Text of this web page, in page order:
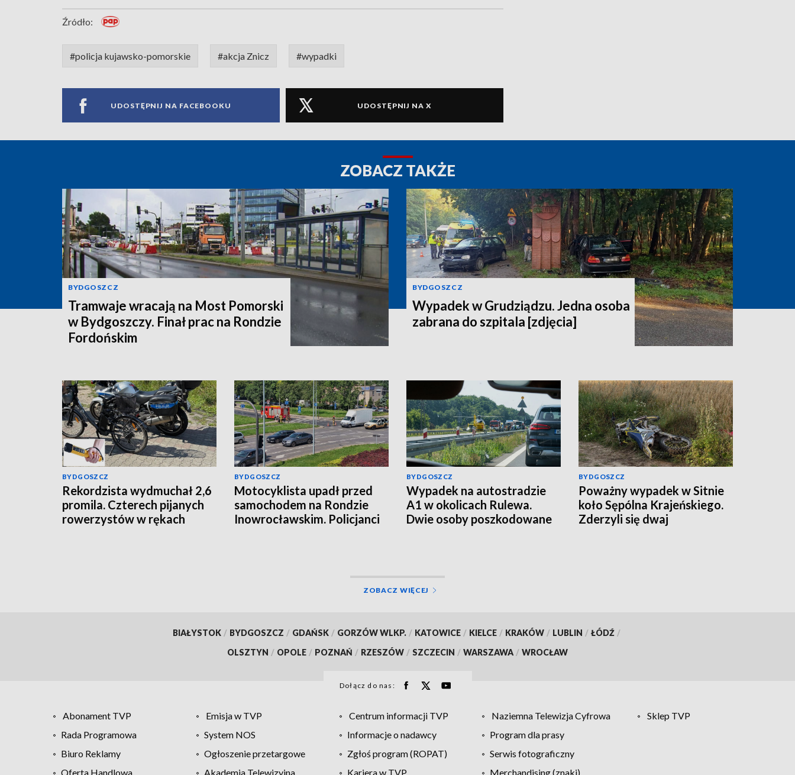
Źródło:
#policja kujawsko-pomorskie #akcja Znicz #wypadki
UDOSTĘPNIJ NA FACEBOOKU UDOSTĘPNIJ NA X
ZOBACZ TAKŻE
BYDGOSZCZ
Tramwaje wracają na Most Pomorski
w Bydgoszczy. Finał prac na Rondzie
Fordońskim
BYDGOSZCZ
Wypadek w Grudziądzu. Jedna osoba
zabrana do szpitala [zdjęcia]
BYDGOSZCZ
Rekordzista wydmuchał 2,6
promila. Czterech pijanych
rowerzystów w rękach
BYDGOSZCZ
Motocyklista upadł przed
samochodem na Rondzie
Inowrocławskim. Policjanci
BYDGOSZCZ
Wypadek na autostradzie
A1 w okolicach Rulewa.
Dwie osoby poszkodowane
BYDGOSZCZ
Poważny wypadek w Sitnie
koło Sępólna Krajeńskiego.
Zderzyli się dwaj
ZOBACZ WIĘCEJ
BIAŁYSTOK / BYDGOSZCZ / GDAŃSK / GORZÓW WLKP. / KATOWICE / KIELCE / KRAKÓW / LUBLIN / ŁÓDŹ /
OLSZTYN / OPOLE / POZNAŃ / RZESZÓW / SZCZECIN / WARSZAWA / WROCŁAW
Dołącz do nas:
Abonament TVP Emisja w TVP Centrum informacji TVP Naziemna Telewizja Cyfrowa
Sklep TVP
Rada Programowa
System NOS Informacje o nadawcy
Program dla prasy
Biuro Reklamy
Ogłoszenie przetargowe Zgłoś program (ROPAT)
Serwis fotograficzny
Oferta Handlowa
Akademia Telewizyjna Kariera w TVP Merchandising (znaki)